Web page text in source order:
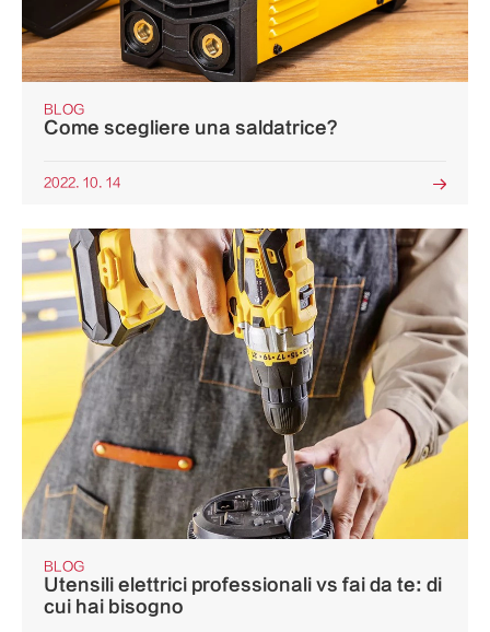
BLOG
Come scegliere una saldatrice?
2022. 10. 14 
BLOG
Utensili elettrici professionali vs fai da te: di
cui hai bisogno